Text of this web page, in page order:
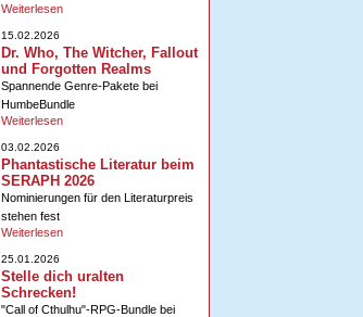
Weiterlesen
15.02.2026
Dr. Who, The Witcher, Fallout
und Forgotten Realms
Spannende Genre-Pakete bei
HumbeBundle
Weiterlesen
03.02.2026
Phantastische Literatur beim
SERAPH 2026
Nominierungen für den Literaturpreis
stehen fest
Weiterlesen
25.01.2026
Stelle dich uralten
Schrecken!
"Call of Cthulhu"-RPG-Bundle bei